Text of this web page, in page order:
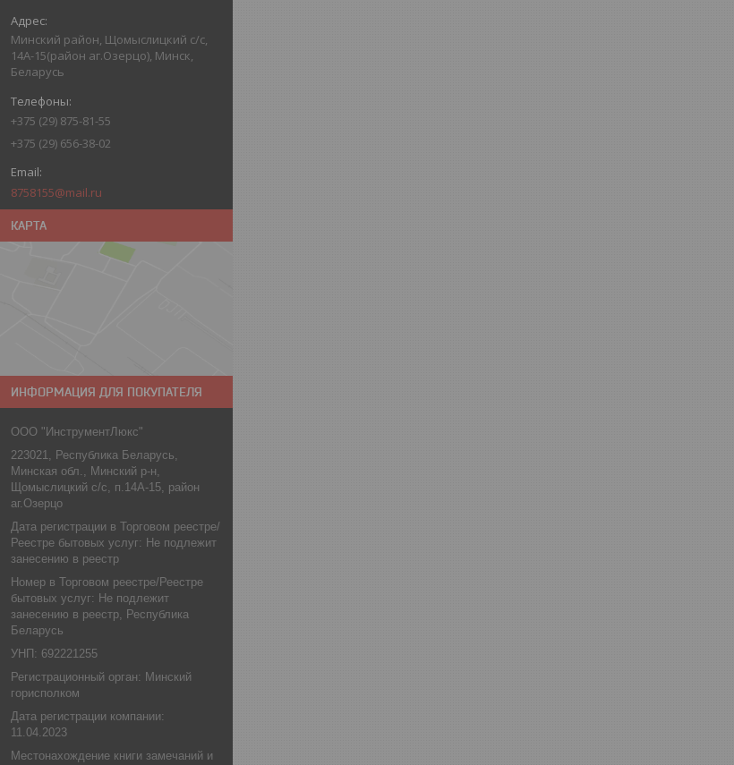
Минский район, Щомыслицкий с/с,
14А-15(район аг.Озерцо), Минск,
Беларусь
+375 (29) 875-81-55
+375 (29) 656-38-02
8758155@mail.ru
КАРТА
ИНФОРМАЦИЯ ДЛЯ ПОКУПАТЕЛЯ
ООО "ИнструментЛюкс"
223021, Республика Беларусь,
Минская обл., Минский р-н,
Щомыслицкий с/с, п.14А-15, район
аг.Озерцо
Дата регистрации в Торговом реестре/
Реестре бытовых услуг: Не подлежит
занесению в реестр
Номер в Торговом реестре/Реестре
бытовых услуг: Не подлежит
занесению в реестр, Республика
Беларусь
УНП: 692221255
Регистрационный орган: Минский
горисполком
Дата регистрации компании:
11.04.2023
Местонахождение книги замечаний и